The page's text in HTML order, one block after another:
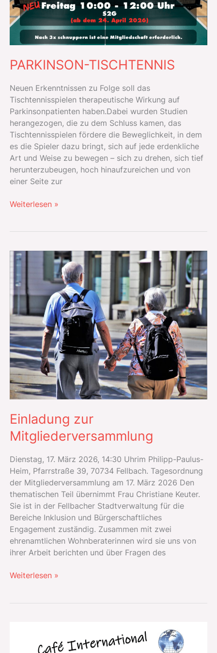
PARKINSON-TISCHTENNIS
Neuen Erkenntnissen zu Folge soll das
Tischtennisspielen therapeutische Wirkung auf
Parkinsonpatienten haben.Dabei wurden Studien
herangezogen, die zu dem Schluss kamen, das
Tischtennisspielen fördere die Beweglichkeit, in dem
es die Spieler dazu bringt, sich auf jede erdenkliche
Art und Weise zu bewegen – sich zu drehen, sich tief
herunterzubeugen, hoch hinaufzureichen und von
einer Seite zur
PARKINSON-
Weiterlesen »
Einladung zur
Mitgliederversammlung
Dienstag, 17. März 2026, 14:30 Uhrim Philipp-Paulus-
Heim, Pfarrstraße 39, 70734 Fellbach. Tagesordnung
der Mitgliederversammlung am 17. März 2026 Den
thematischen Teil übernimmt Frau Christiane Keuter.
Sie ist in der Fellbacher Stadtverwaltung für die
Bereiche Inklusion und Bürgerschaftliches
Engagement zuständig. Zusammen mit zwei
ehrenamtlichen Wohnberaterinnen wird sie uns von
ihrer Arbeit berichten und über Fragen des
Einladung
Weiterlesen »